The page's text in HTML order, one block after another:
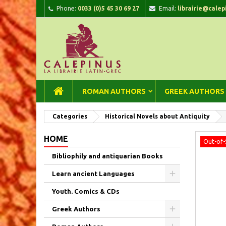
Phone: 0033 (0)5 45 30 69 27 Email:
ROMAN AUTHORS GREEK AUTHORS
Categories Historical Novels about Antiquity
HOME
Bibliophily and antiquarian Books
Learn ancient Languages
Youth. Comics & CDs
Greek Authors
Out-of-